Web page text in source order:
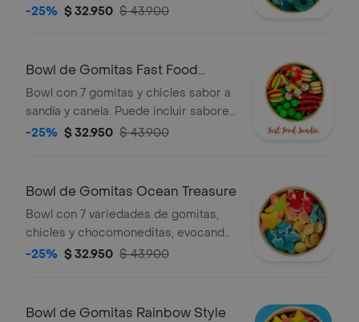
La selección puede variar según
-25% $ 32.950 $ 43.900
Bowl de Gomitas Fast Food
Sandía
Bowl con 7 gomitas y chicles sabor a
sandía y canela. Puede incluir sabores
picantes. La presentación o dulces
-25% $ 32.950 $ 43.900
Bowl de Gomitas Ocean Treasure
Bowl con 7 variedades de gomitas,
chicles y chocomoneditas, evocando
los tesoros del océano. La
-25% $ 32.950 $ 43.900
Bowl de Gomitas Rainbow Style